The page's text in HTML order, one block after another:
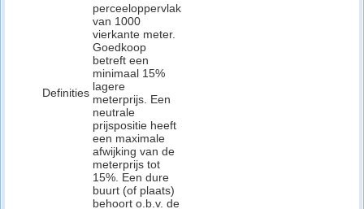
Definities
perceeloppervlak
van 1000
vierkante meter.
Goedkoop
betreft een
minimaal 15%
lagere
meterprijs. Een
neutrale
prijspositie heeft
een maximale
afwijking van de
meterprijs tot
15%. Een dure
buurt (of plaats)
behoort o.b.v. de